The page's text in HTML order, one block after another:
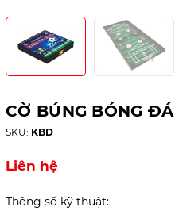
CỜ BÚNG BÓNG ĐÁ
SKU: KBD
Liên hệ
Thông số kỹ thuật: